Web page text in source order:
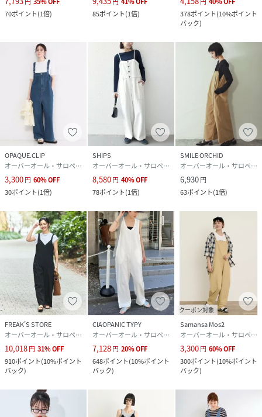
70ポイント(1倍)
85ポイント(1倍)
378ポイント(10%ポイント
バック)
OPAQUE.CLIP
オーバーオール・サロペット
3,300円 60%OFF
30ポイント(1倍)
SHIPS
オーバーオール・サロペット
8,580円 40%OFF
78ポイント(1倍)
SMILE ORCHID
オーバーオール・サロペット
6,930円
63ポイント(1倍)
FREAK’S STORE
オーバーオール・サロペット
10,018円 31%OFF
910ポイント(10%ポイント
バック)
CIAOPANIC TYPY
オーバーオール・サロペット
7,128円 20%OFF
648ポイント(10%ポイント
バック)
クーポン対象
Samansa Mos2
オーバーオール・サロペット
3,300円 60%OFF
300ポイント(10%ポイント
バック)